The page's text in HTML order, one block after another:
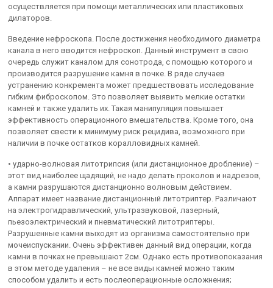
осуществляется при помощи металлических или пластиковых
дилаторов.
Введение нефроскопа. После достижения необходимого диаметра
канала в него вводится нефроскоп. Данный инструмент в свою
очередь служит каналом для сонотрода, с помощью которого и
производится разрушение камня в почке. В ряде случаев
устранению конкремента может предшествовать исследование
гибким фиброскопом. Это позволяет выявить мелкие остатки
камней и также удалить их. Такая манипуляция повышает
эффективность операционного вмешательства. Кроме того, она
позволяет свести к минимуму риск рецидива, возможного при
наличии в почке остатков коралловидных камней.
• ударно-волновая литотрипсия (или дистанционное дробление) –
этот вид наиболее щадящий, не надо делать проколов и надрезов,
а камни разрушаются дистанционно волновым действием.
Аппарат имеет название дистанционный литотриптер. Различают
на электрогидравлический, ультразвуковой, лазерный,
пьезоэлектрический и пневматический литотриптеры.
Разрушенные камни выходят из организма самостоятельно при
мочеиспускании. Очень эффективен данный вид операции, когда
камни в почках не превышают 2см. Однако есть противопоказания
в этом методе удаления – не все виды камней можно таким
способом удалить и есть послеоперационные осложнения;